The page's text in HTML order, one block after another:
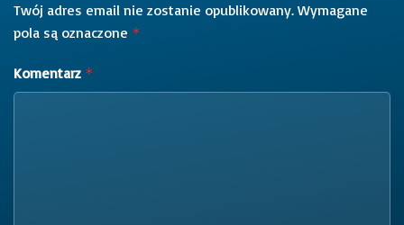
Twój adres email nie zostanie opublikowany. Wymagane
pola są oznaczone *
Komentarz *